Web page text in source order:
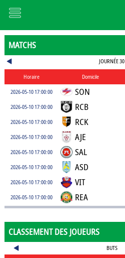
MATCHS
JOURNÉE 30
Horaire Domicile
2026-05-10 17:00:00
SON
2026-05-10 17:00:00 RCB
2026-05-10 17:00:00 RCK
2026-05-10 17:00:00 AJE
2026-05-10 17:00:00 SAL
2026-05-10 17:00:00 ASD
2026-05-10 17:00:00 VIT
2026-05-10 17:00:00 REA
CLASSEMENT DES JOUEURS
BUTS